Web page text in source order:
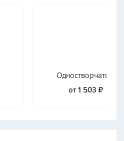
Одностворчатые
от 1 503 ₽